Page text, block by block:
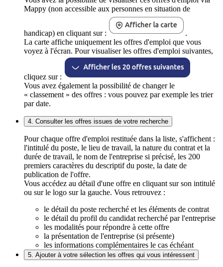
Mappy (non accessible aux personnes en situation de
handicap) en cliquant sur :
.
La carte affiche uniquement les offres d'emploi que vous
voyez à l'écran. Pour visualiser les offres d'emploi suivantes,
cliquez sur :
Vous avez également la possibilité de changer le
« classement » des offres : vous pouvez par exemple les trier
par date.
4. Consulter les offres issues de votre recherche
Pour chaque offre d'emploi restituée dans la liste, s'affichent :
l'intitulé du poste, le lieu de travail, la nature du contrat et la
durée de travail, le nom de l'entreprise si précisé, les 200
premiers caractères du descriptif du poste, la date de
publication de l'offre.
Vous accédez au détail d'une offre en cliquant sur son intitulé
ou sur le logo sur la gauche. Vous retrouvez :
le détail du poste recherché et les éléments de contrat
le détail du profil du candidat recherché par l'entreprise
les modalités pour répondre à cette offre
la présentation de l'entreprise (si présente)
les informations complémentaires le cas échéant
5. Ajouter à votre sélection les offres qui vous intéressent